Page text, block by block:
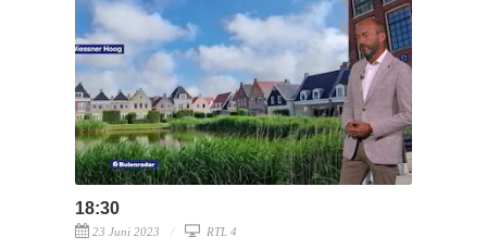
18:30
23 Juni 2023 RTL 4